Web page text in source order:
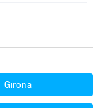
Girona